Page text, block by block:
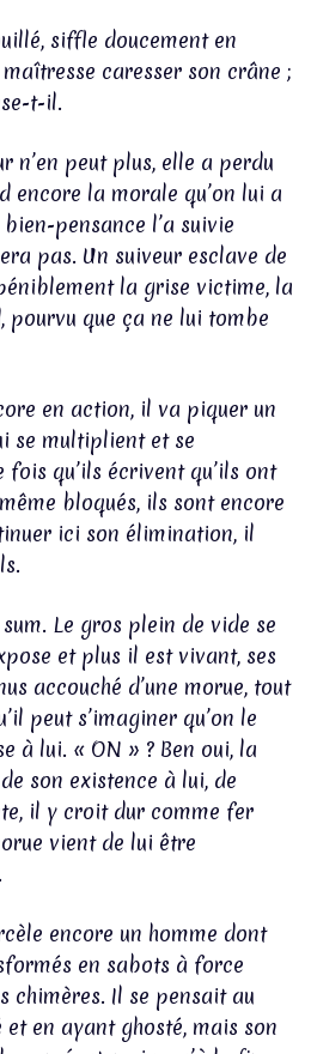
siffle doucement en
caresser son crâne ;
t-il.
n’en peut plus, elle a perdu
encore la morale qu’on lui a
pensance l’a suivie
pas. Un suiveur esclave de
la grise victime, la
pourvu que ça ne lui tombe
en action, il va piquer un
se multiplient et se
qu’ils écrivent qu’ils ont
bloqués, ils sont encore
ici son élimination, il
Le gros plein de vide se
et plus il est vivant, ses
accouché d’une morue, tout
peut s’imaginer qu’on le
à lui. « ON » ? Ben oui, la
son existence à lui, de
il y croit dur comme fer
vient de lui être
encore un homme dont
en sabots à force
chimères. Il se pensait au
en ayant ghosté, mais son